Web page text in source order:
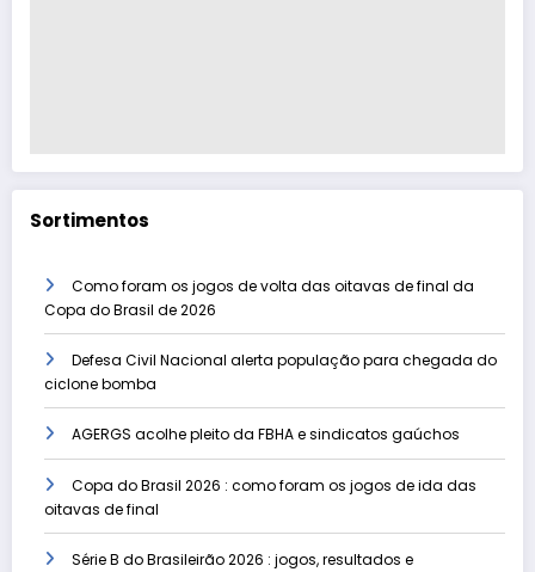
Sortimentos
Como foram os jogos de volta das oitavas de final da
Copa do Brasil de 2026
Defesa Civil Nacional alerta população para chegada do
ciclone bomba
AGERGS acolhe pleito da FBHA e sindicatos gaúchos
Copa do Brasil 2026 : como foram os jogos de ida das
oitavas de final
Série B do Brasileirão 2026 : jogos, resultados e